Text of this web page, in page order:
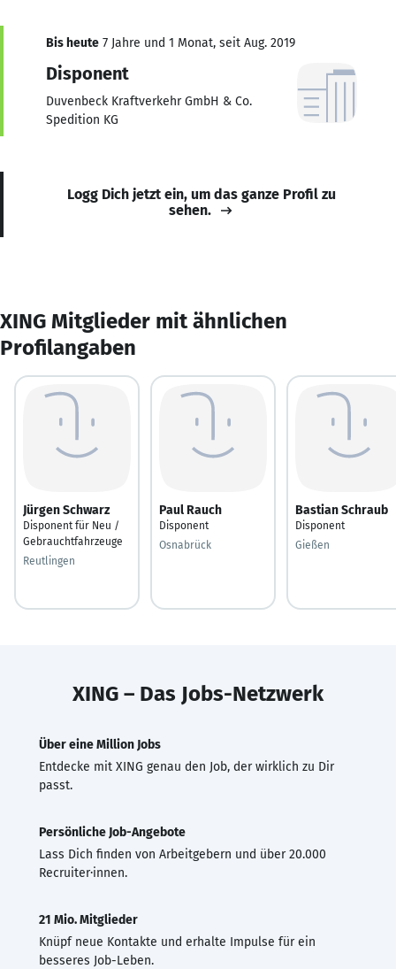
Bis heute 7 Jahre und 1 Monat, seit Aug. 2019
Disponent
Duvenbeck Kraftverkehr GmbH & Co.
Spedition KG
Logg Dich jetzt ein, um das ganze Profil zu
sehen.
XING Mitglieder mit ähnlichen
Profilangaben
Jürgen Schwarz
Disponent für Neu /
Gebrauchtfahrzeuge
Reutlingen
Paul Rauch
Disponent
Osnabrück
Bastian Schraub
Disponent
Gießen
XING – Das Jobs-Netzwerk
Über eine Million Jobs
Entdecke mit XING genau den Job, der wirklich zu Dir
passt.
Persönliche Job-Angebote
Lass Dich finden von Arbeitgebern und über 20.000
Recruiter·innen.
21 Mio. Mitglieder
Knüpf neue Kontakte und erhalte Impulse für ein
besseres Job-Leben.